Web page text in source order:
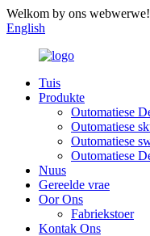
Welkom by ons webwerwe!
English
Tuis
Produkte
Outomatiese
Outomatiese
Outomatiese
Outomatiese
Nuus
Gereelde vrae
Oor Ons
Fabriekstoer
Kontak Ons